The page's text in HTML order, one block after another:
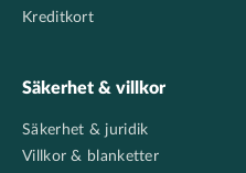
Kreditkort
Säkerhet & villkor
Säkerhet & juridik
Villkor & blanketter